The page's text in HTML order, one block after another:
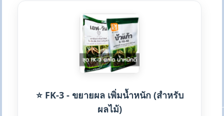
⭐ FK-3 - ขยายผล เพิ่มน้ำหนัก (สำหรับ
ผลไม้)